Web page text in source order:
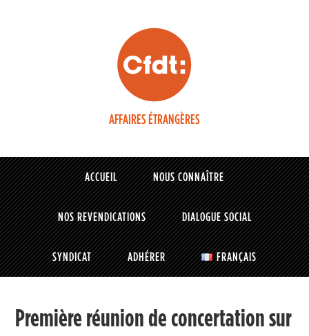
AFFAIRES ÉTRANGÈRES
ACCUEIL NOUS CONNAÎTRE
NOS REVENDICATIONS DIALOGUE SOCIAL
SYNDICAT ADHÉRER FRANÇAIS
Première réunion de concertation sur